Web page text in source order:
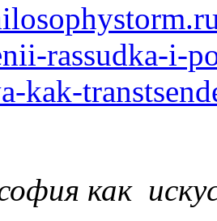
rassudka-i-
kak-
как